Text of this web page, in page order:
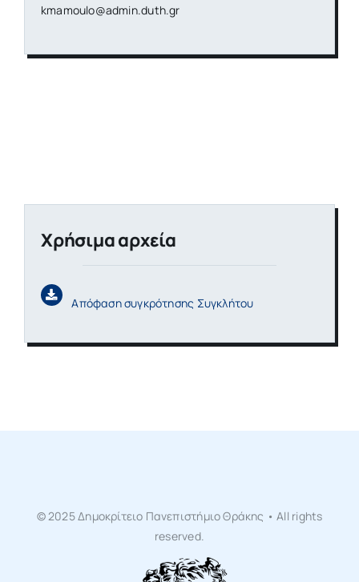
kmamoulo@admin.duth.gr
Χρήσιμα αρχεία
Απόφαση συγκρότησης Συγκλήτου
© 2025 Δημοκρίτειο Πανεπιστήμιο Θράκης • All rights
reserved.